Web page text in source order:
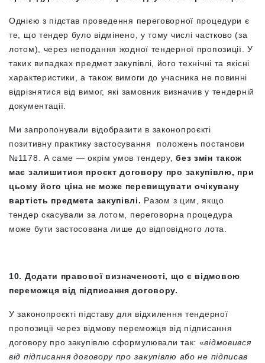
Однією з підстав проведення переговорної процедури є
те, що тендер було відмінено, у тому числі частково (за
лотом), через неподання жодної тендерної пропозиції. У
таких випадках предмет закупівлі, його технічні та якісні
характеристики, а також вимоги до учасника не повинні
відрізнятися від вимог, які замовник визначив у тендерній
документації.
Ми запропонували відобразити в законопроєкті
позитивну практику застосування положень постанови
№1178. А саме — окрім умов тендеру,без змін також
має залишитися проєкт договору про закупівлю, при
цьому його ціна не може перевищувати очікувану
вартість предмета закупівлі. Разом з цим, якщо
тендер скасували за лотом, переговорна процедура
може бути застосована лише до відповідного лота.
10. Додати правової визначеності, що є відмовою
переможця від підписання договору.
У законопроєкті підставу для відхилення тендерної
пропозиції через відмову переможця від підписання
договору про закупівлю сформулювали так: «відмовився
від підписання договору про закупівлю або не підписав